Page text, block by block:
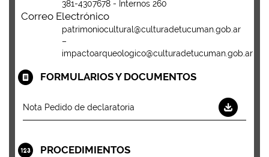
381-4307678 - Internos 260
Correo Electrónico
patrimoniocultural@culturadetucuman.gob.ar
–
impactoarqueologico@culturadetucuman.gob.ar
FORMULARIOS Y DOCUMENTOS
Nota Pedido de declaratoria
PROCEDIMIENTOS